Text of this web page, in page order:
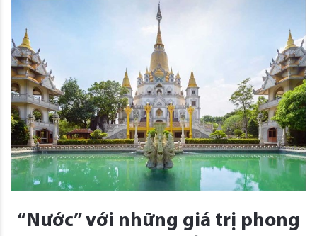
“Nước” với những giá trị phong